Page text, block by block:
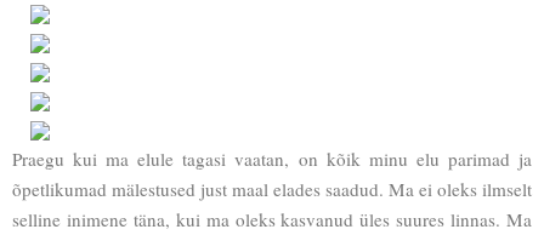
Praegu kui ma elule tagasi vaatan, on kõik minu elu parimad ja
õpetlikumad mälestused just maal elades saadud. Ma ei oleks ilmselt
selline inimene täna, kui ma oleks kasvanud üles suures linnas. Ma